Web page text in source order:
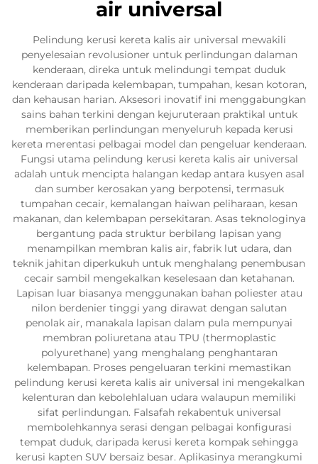
air universal
Pelindung kerusi kereta kalis air universal mewakili
penyelesaian revolusioner untuk perlindungan dalaman
kenderaan, direka untuk melindungi tempat duduk
kenderaan daripada kelembapan, tumpahan, kesan kotoran,
dan kehausan harian. Aksesori inovatif ini menggabungkan
sains bahan terkini dengan kejuruteraan praktikal untuk
memberikan perlindungan menyeluruh kepada kerusi
kereta merentasi pelbagai model dan pengeluar kenderaan.
Fungsi utama pelindung kerusi kereta kalis air universal
adalah untuk mencipta halangan kedap antara kusyen asal
dan sumber kerosakan yang berpotensi, termasuk
tumpahan cecair, kemalangan haiwan peliharaan, kesan
makanan, dan kelembapan persekitaran. Asas teknologinya
bergantung pada struktur berbilang lapisan yang
menampilkan membran kalis air, fabrik lut udara, dan
teknik jahitan diperkukuh untuk menghalang penembusan
cecair sambil mengekalkan keselesaan dan ketahanan.
Lapisan luar biasanya menggunakan bahan poliester atau
nilon berdenier tinggi yang dirawat dengan salutan
penolak air, manakala lapisan dalam pula mempunyai
membran poliuretana atau TPU (thermoplastic
polyurethane) yang menghalang penghantaran
kelembapan. Proses pengeluaran terkini memastikan
pelindung kerusi kereta kalis air universal ini mengekalkan
kelenturan dan kebolehlaluan udara walaupun memiliki
sifat perlindungan. Falsafah rekabentuk universal
membolehkannya serasi dengan pelbagai konfigurasi
tempat duduk, daripada kerusi kereta kompak sehingga
kerusi kapten SUV bersaiz besar. Aplikasinya merangkumi